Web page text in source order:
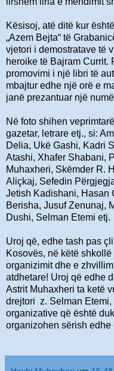
Kësisoj, atë ditë kur
„Azem Bejta“ të
vjetori i demostratave të
heroike të Bajram Currit.
promovimi i një libri të
mbajtur edhe një orë e
janë prezantuar një
Në foto shihen
gazetar, letrare etj., si:
Delia, Ukë Gashi, Kadri
Atashi, Xhafer Shabani,
Muhaxheri, Skëmder R.
Aliçkaj, Sefedin
Jetish Kadishani, Hasan
Berisha, Jusuf Zenunaj,
Dushi, Selman Etemi etj.
Uroj që, edhe tash pas
Kosovës, në këtë
organizimit dhe e
atdhetare! Uroj që edhe
Astrit Muhaxheri ta ketë
drejtori z. Selman
organizative që është
organizohen sërish edhe